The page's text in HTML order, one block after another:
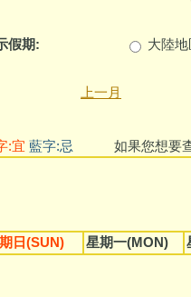
假期: 大陸
上一月
:宜 藍字:忌 如果您想要查看
日(SUN) 星期一(MON)